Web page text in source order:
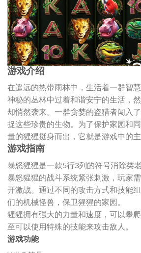
游戏介绍
在遥远的热带雨林中，生活着一群智
神秘的丛林中过着和谐安宁的生活，
却悄然袭来。一群贪婪的盗猎者闯入
捉这些珍贵的生物。为了保护家园和
量的猩猩挺身而出，它就是游戏中的
游戏指南
暴怒猩猩是一款5行3列的符号消除类老
暴怒猩猩的战斗系统紧张刺激，玩家
开激战。通过不同的攻击方式和技能
们的机械怪兽，保卫猩猩的家园。
猩猩拥有强大的力量和速度，可以攀
至可以使用特殊的技能来攻击敌人。
游戏功能